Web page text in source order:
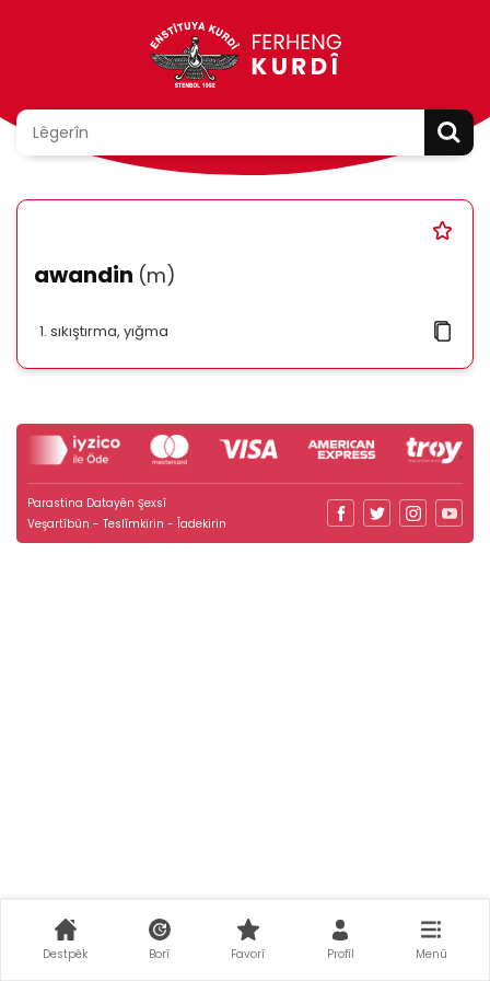
awandin (m)
sıkıştırma, yığma
Parastina Datayên Şexsî
Veşartîbûn - Teslîmkirin - Îadekirin
Destpêk Borî Favorî Profîl Menû